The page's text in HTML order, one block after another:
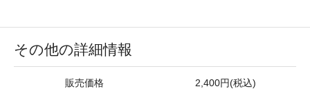
その他の詳細情報
販売価格 2,400円(税込)